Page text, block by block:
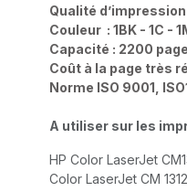
Qualité
Couleur : 1BK - 1C -
Capacité : 2200
Coût à la page très
Norme ISO 9001,
A utiliser sur les
HP Color LaserJet
Color LaserJet CM